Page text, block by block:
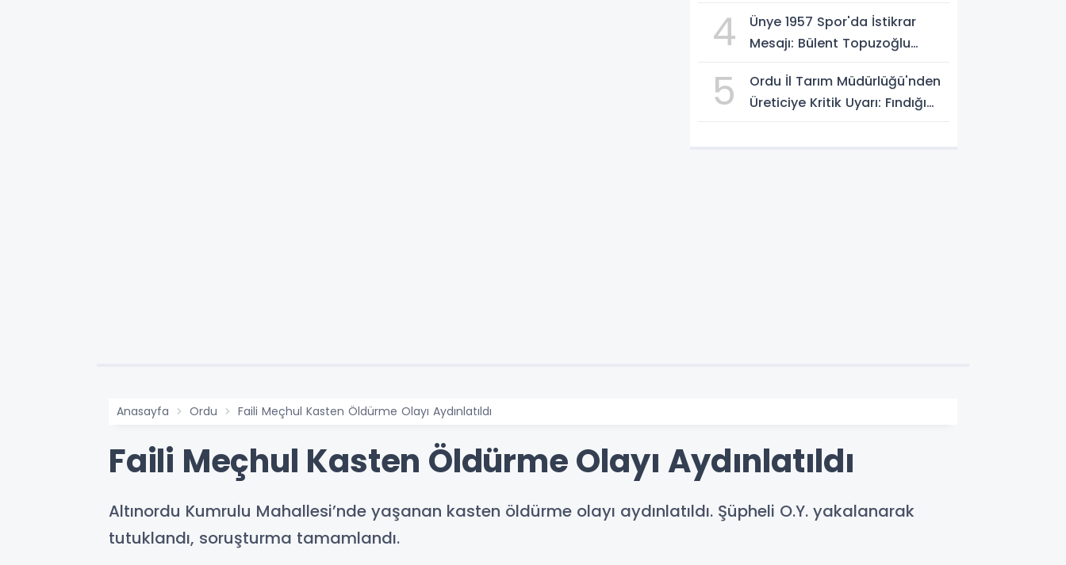
4
Ünye 1957 Spor'da İstikrar
Mesajı: Bülent Topuzoğlu
5
Ordu İl Tarım Müdürlüğü'nden
Üreticiye Kritik Uyarı: Fındığı
Anasayfa Ordu Faili Meçhul Kasten Öldürme Olayı Aydınlatıldı
Faili Meçhul Kasten Öldürme Olayı Aydınlatıldı
Altınordu Kumrulu Mahallesi’nde yaşanan kasten öldürme olayı aydınlatıldı. Şüpheli O.Y. yakalanarak
tutuklandı, soruşturma tamamlandı.